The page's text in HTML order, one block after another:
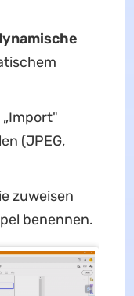
(JPEG,
zuweisen
benennen.